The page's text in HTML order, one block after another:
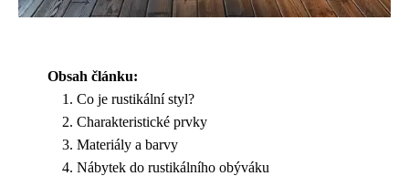
Obsah článku:
Co je rustikální styl?
Charakteristické prvky
Materiály a barvy
Nábytek do rustikálního obýváku